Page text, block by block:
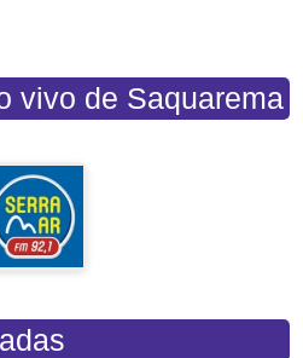
vivo de Saquarema